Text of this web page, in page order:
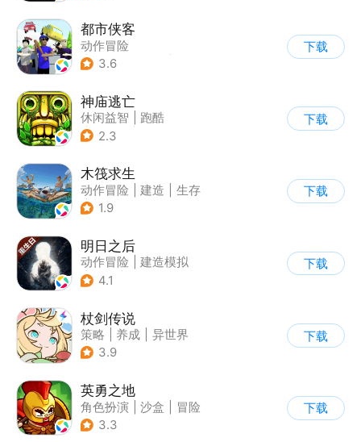
都市侠客
动作冒险
| 第一人称射击
3.6
下载
神庙逃亡
休闲益智
跑酷
| 欧美风
2.3
下载
木筏求生
动作冒险 建造
生存
| 写实
1.9
下载
明日之后
动作冒险
建造模拟
| 丧尸
4.1
下载
杖剑传说
策略 养成
异世界
| 二次元
3.9
下载
英勇之地
角色扮演 沙盒
冒险
| steam游戏
3.3
下载